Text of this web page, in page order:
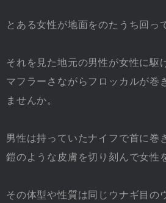
とある女性が地面をのたうち回っ
それを見た地元の男性が女性に駆
マフラーさながらフロッカルが巻
ませんか。
男性は持っていたナイフで首に巻
鎧のような皮膚を切り刻んで女性
その体型や性質は同じウナギ目の